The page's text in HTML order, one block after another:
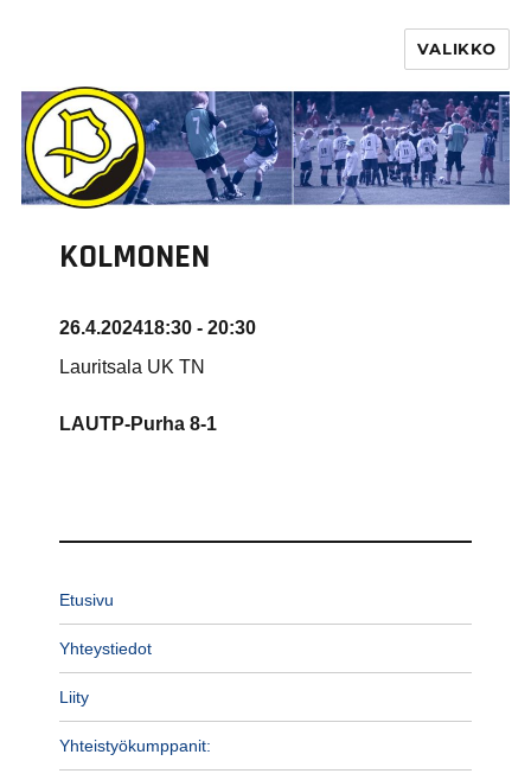
VALIKKO
KOLMONEN
26.4.202418:30 - 20:30
Lauritsala UK TN
LAUTP-Purha 8-1
Etusivu
Yhteystiedot
Liity
Yhteistyökumppanit: